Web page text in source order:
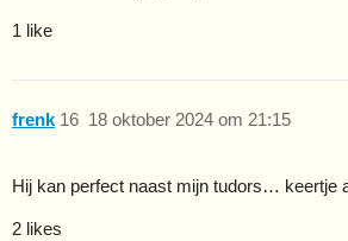
1 like
frenk 18 oktober 2024 om 21:15
16
Hij kan perfect naast mijn tudors… keertje
2 likes